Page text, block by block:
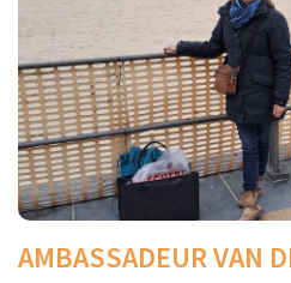
AMBASSADEUR VAN